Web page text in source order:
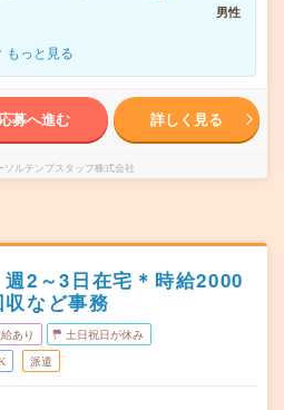
男性
もっと見る
応募へ進む 詳しく見る
ソルテンプスタッフ株式会社
週2～3日在宅＊時給2000
など事務
あり 土日祝日が休み
派遣